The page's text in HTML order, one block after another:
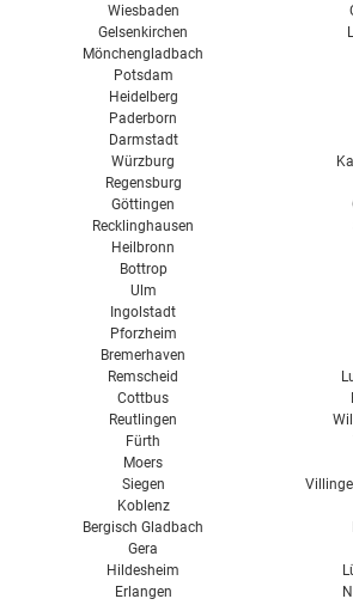
Wiesbaden
Gelsenkirchen
Mönchengladbach
Potsdam
Heidelberg
Paderborn
Darmstadt
Würzburg
Regensburg
Göttingen
Recklinghausen
Heilbronn
Bottrop
Ulm
Ingolstadt
Pforzheim
Bremerhaven
Remscheid
Cottbus
Reutlingen
Fürth
Moers
Siegen
Koblenz
Bergisch Gladbach
Gera
Hildesheim
Erlangen